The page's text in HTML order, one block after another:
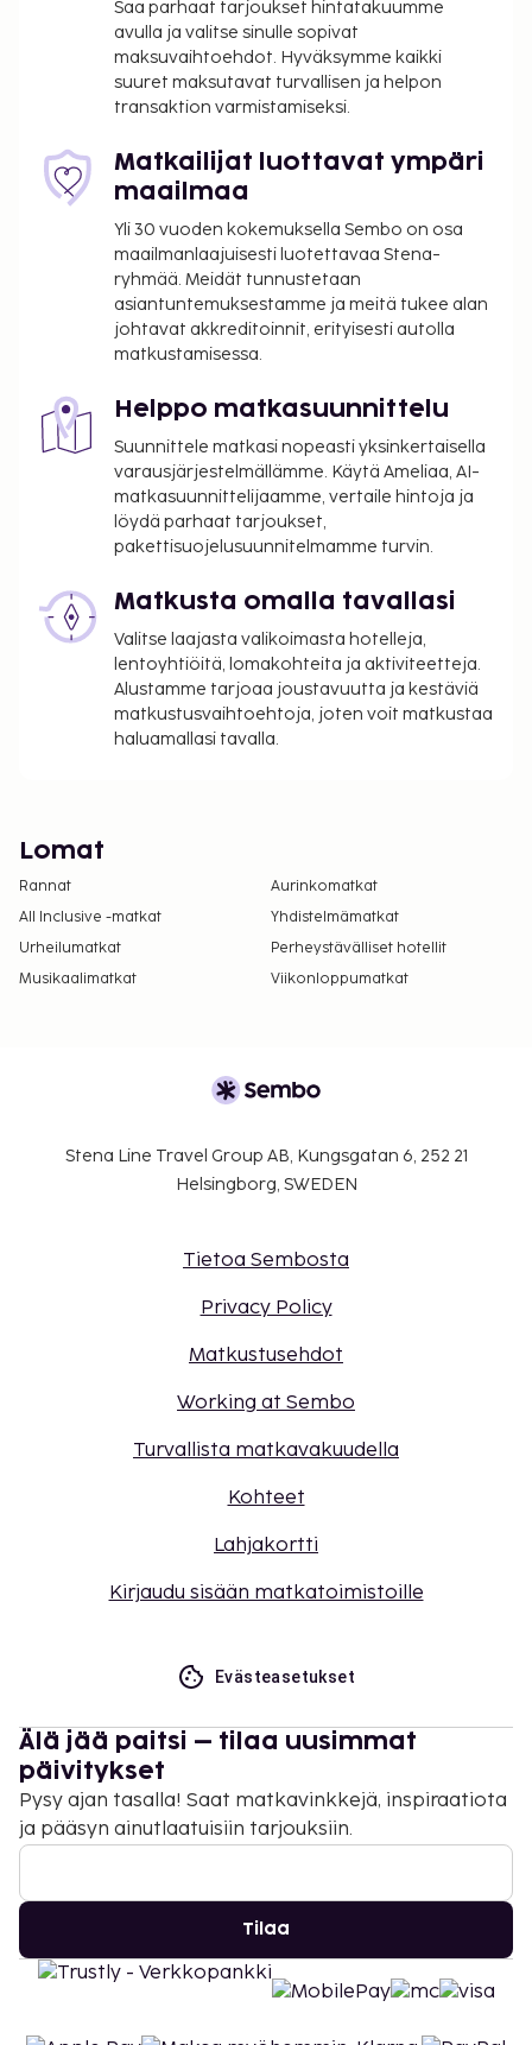
Saa parhaat tarjoukset hintatakuumme
avulla ja valitse sinulle sopivat
maksuvaihtoehdot. Hyväksymme kaikki
suuret maksutavat turvallisen ja helpon
transaktion varmistamiseksi.
Matkailijat luottavat ympäri
maailmaa
Yli 30 vuoden kokemuksella Sembo on osa
maailmanlaajuisesti luotettavaa Stena-
ryhmää. Meidät tunnustetaan
asiantuntemuksestamme ja meitä tukee alan
johtavat akkreditoinnit, erityisesti autolla
matkustamisessa.
Helppo matkasuunnittelu
Suunnittele matkasi nopeasti yksinkertaisella
varausjärjestelmällämme. Käytä Ameliaa, AI-
matkasuunnittelijaamme, vertaile hintoja ja
löydä parhaat tarjoukset,
pakettisuojelusuunnitelmamme turvin.
Matkusta omalla tavallasi
Valitse laajasta valikoimasta hotelleja,
lentoyhtiöitä, lomakohteita ja aktiviteetteja.
Alustamme tarjoaa joustavuutta ja kestäviä
matkustusvaihtoehtoja, joten voit matkustaa
haluamallasi tavalla.
Lomat
Rannat
Aurinkomatkat
All Inclusive -matkat
Yhdistelmämatkat
Urheilumatkat
Perheystävälliset hotellit
Musikaalimatkat
Viikonloppumatkat
Stena Line Travel Group AB, Kungsgatan 6, 252 21
Helsingborg, SWEDEN
Tietoa Sembosta
Privacy Policy
Matkustusehdot
Working at Sembo
Turvallista matkavakuudella
Kohteet
Lahjakortti
Kirjaudu sisään matkatoimistoille
Evästeasetukset
Älä jää paitsi – tilaa uusimmat
päivitykset
Pysy ajan tasalla! Saat matkavinkkejä, inspiraatiota
ja pääsyn ainutlaatuisiin tarjouksiin.
Tilaa